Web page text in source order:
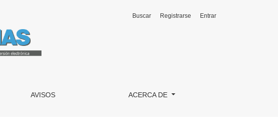
del cincuenta y tantos&quot;
AVISOS ACERCA DE
Buscar Registrarse Entrar